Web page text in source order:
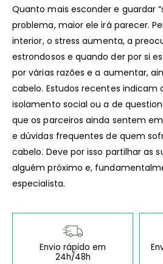
Quanto mais esconder e guardar
problema, maior ele irá parecer.
interior, o stress aumenta, a
estrondosos e quando der por si
por várias razões e a aumentar,
cabelo. Estudos recentes indicam
isolamento social ou a de
que os parceiros ainda sentem
e dúvidas frequentes de quem
cabelo. Deve por isso partilhar as
alguém próximo e,
especialista.
Envio rápido em
24h/48h